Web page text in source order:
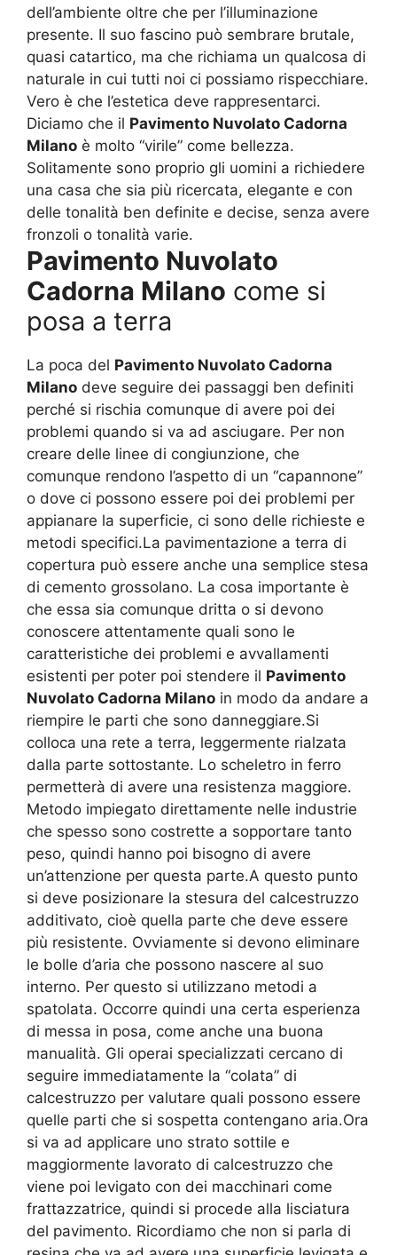
dell’ambiente oltre che per l’illuminazione
presente. Il suo fascino può sembrare brutale,
quasi catartico, ma che richiama un qualcosa di
naturale in cui tutti noi ci possiamo rispecchiare.
Vero è che l’estetica deve rappresentarci.
Diciamo che il Pavimento Nuvolato Cadorna
Milano è molto “virile” come bellezza.
Solitamente sono proprio gli uomini a richiedere
una casa che sia più ricercata, elegante e con
delle tonalità ben definite e decise, senza avere
fronzoli o tonalità varie.
Pavimento Nuvolato
Cadorna Milano come si
posa a terra
La poca del Pavimento Nuvolato Cadorna
Milano deve seguire dei passaggi ben definiti
perché si rischia comunque di avere poi dei
problemi quando si va ad asciugare. Per non
creare delle linee di congiunzione, che
comunque rendono l’aspetto di un “capannone”
o dove ci possono essere poi dei problemi per
appianare la superficie, ci sono delle richieste e
metodi specifici.La pavimentazione a terra di
copertura può essere anche una semplice stesa
di cemento grossolano. La cosa importante è
che essa sia comunque dritta o si devono
conoscere attentamente quali sono le
caratteristiche dei problemi e avvallamenti
esistenti per poter poi stendere il Pavimento
Nuvolato Cadorna Milano in modo da andare a
riempire le parti che sono danneggiare.Si
colloca una rete a terra, leggermente rialzata
dalla parte sottostante. Lo scheletro in ferro
permetterà di avere una resistenza maggiore.
Metodo impiegato direttamente nelle industrie
che spesso sono costrette a sopportare tanto
peso, quindi hanno poi bisogno di avere
un’attenzione per questa parte.A questo punto
si deve posizionare la stesura del calcestruzzo
additivato, cioè quella parte che deve essere
più resistente. Ovviamente si devono eliminare
le bolle d’aria che possono nascere al suo
interno. Per questo si utilizzano metodi a
spatolata. Occorre quindi una certa esperienza
di messa in posa, come anche una buona
manualità. Gli operai specializzati cercano di
seguire immediatamente la “colata” di
calcestruzzo per valutare quali possono essere
quelle parti che si sospetta contengano aria.Ora
si va ad applicare uno strato sottile e
maggiormente lavorato di calcestruzzo che
viene poi levigato con dei macchinari come
frattazzatrice, quindi si procede alla lisciatura
del pavimento. Ricordiamo che non si parla di